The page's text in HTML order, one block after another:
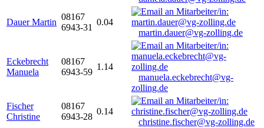
Dauer Martin
08167
6943-31
0.04
martin.dauer@vg-zolling.de
Eckebrecht
Manuela
08167
6943-59
1.14
manuela.eckebrecht@vg-
zolling.de
Fischer
Christine
08167
6943-28
0.14
christine.fischer@vg-zolling.de